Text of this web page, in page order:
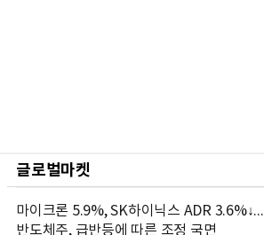
글로벌마켓
마이크론 5.9%, SK하이닉스 ADR 3.6%↓...
반도체주, 급반등에 따른 조정 국면